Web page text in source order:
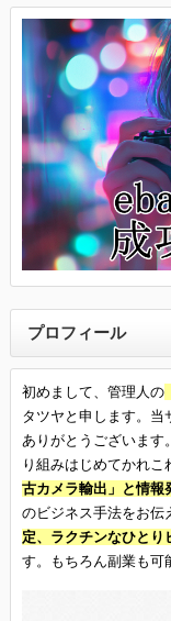
プロフィール
初めまして、管理人の
タツヤと申します。当
ありがとうございます
り組みはじめてかれこ
古カメラ輸出」と情報
のビジネス手法をお伝
定、ラクチンなひとり
す。もちろん副業も可